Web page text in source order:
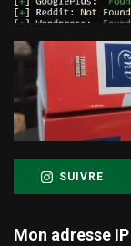
SUIVRE
Mon adresse IP